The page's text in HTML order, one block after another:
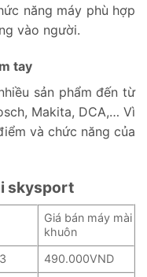
năng máy phù hợp
vào người.
tay
sản phẩm đến từ
Makita, DCA,… Vì
và chức năng của
skysport
Giá bán máy mài
khuôn
490.000VND